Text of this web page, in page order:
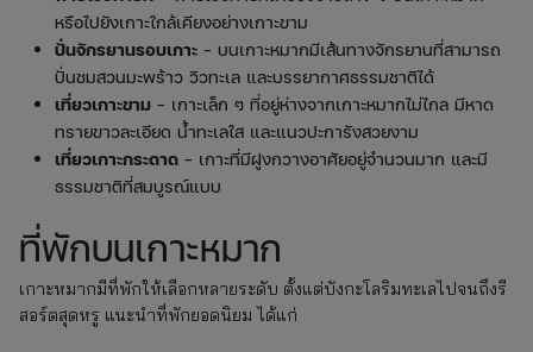
หรือไปยังเกาะใกล้เคียงอย่างเกาะขาม
ปั่นจักรยานรอบเกาะ – บนเกาะหมากมีเส้นทางจักรยานที่สามารถ
ปั่นชมสวนมะพร้าว วิวทะเล และบรรยากาศธรรมชาติได้
เที่ยวเกาะขาม – เกาะเล็ก ๆ ที่อยู่ห่างจากเกาะหมากไม่ไกล มีหาด
ทรายขาวละเอียด น้ำทะเลใส และแนวปะการังสวยงาม
เที่ยวเกาะกระดาด – เกาะที่มีฝูงกวางอาศัยอยู่จำนวนมาก และมี
ธรรมชาติที่สมบูรณ์แบบ
ที่พักบนเกาะหมาก
เกาะหมากมีที่พักให้เลือกหลายระดับ ตั้งแต่บังกะโลริมทะเลไปจนถึงรี
สอร์ตสุดหรู แนะนำที่พักยอดนิยม ได้แก่